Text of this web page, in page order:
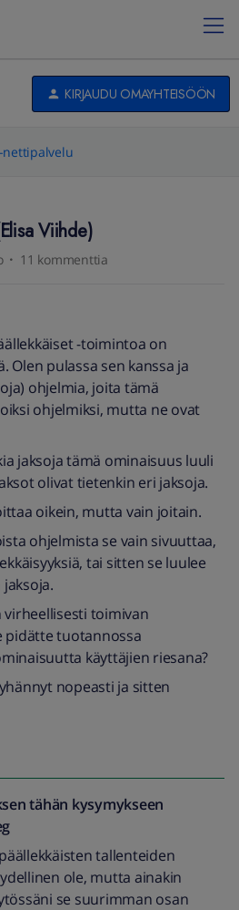
KIRJAUDU OMAYHTEISÖÖN
nettipalvelu
Viihde)
11 kommenttia
-toimintoa on
Olen pulassa sen kanssa ja
ohjelmia, joita tämä
ohjelmiksi, mutta ne ovat
jaksoja tämä ominaisuus luuli
olivat tietenkin eri jaksoja.
oikein, mutta vain joitain.
ohjelmista se vain sivuuttaa,
tai sitten se luulee
toimivan
pidätte tuotannossa
käyttäjien riesana?
nopeasti ja sitten
tähän kysymykseen
tallenteiden
ole, mutta ainakin
se suurimman osan